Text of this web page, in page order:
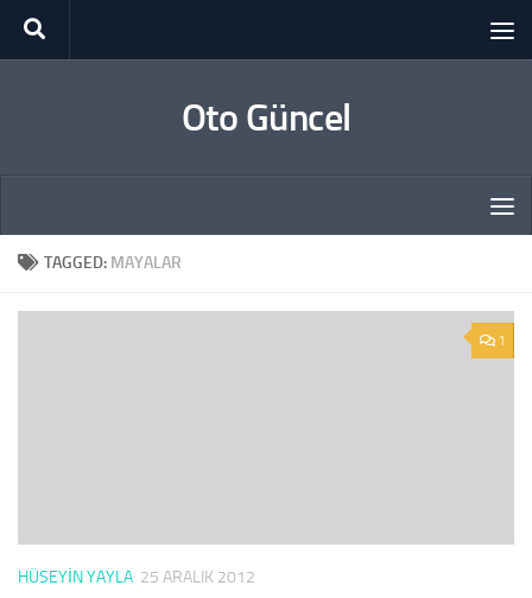
Skip to content
Oto Güncel
TAGGED: MAYALAR
1
HÜSEYIN YAYLA 25 ARALIK 2012